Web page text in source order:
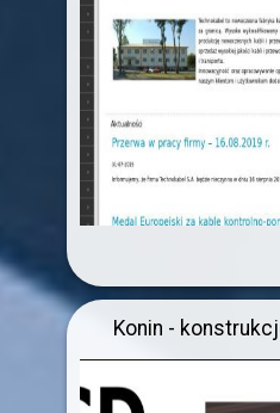
Konin -